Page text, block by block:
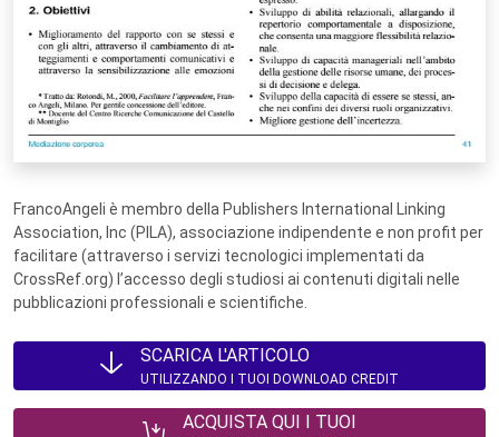
FrancoAngeli è membro della Publishers International Linking
Association, Inc (PILA), associazione indipendente e non profit per
facilitare (attraverso i servizi tecnologici implementati da
CrossRef.org) l’accesso degli studiosi ai contenuti digitali nelle
pubblicazioni professionali e scientifiche.
SCARICA L'ARTICOLO
UTILIZZANDO I TUOI DOWNLOAD CREDIT
ACQUISTA QUI I TUOI